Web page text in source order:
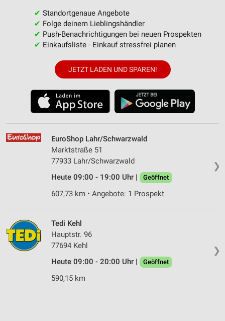
✔ Standortgenaue Angebote
✔ Folge deinem Lieblingshändler
✔ Push-Benachrichtigungen bei neuen Prospekten
✔ Einkaufsliste - Einkauf stressfrei planen
JETZT LADEN UND SPAREN!
❯
EuroShop Lahr/Schwarzwald
Marktstraße 51
77933 Lahr/Schwarzwald
Heute 09:00 - 19:00 Uhr |
Geöffnet
607,73 km • Angebote: 1 Prospekt
❯
Tedi Kehl
Hauptstr. 96
77694 Kehl
Heute 09:00 - 20:00 Uhr |
Geöffnet
590,15 km